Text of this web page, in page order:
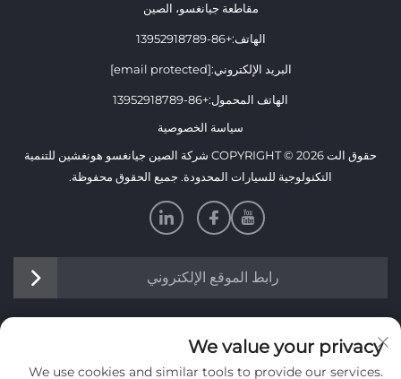
مقاطعة جيانغسو، الصين
الهاتف:+86-13952918789
البريد الإلكتروني:[email protected]
الهاتف المحمول:+86-13952918789
سياسة الخصوصية
حقوق الت COPYRIGHT © 2026 شركة الصين جيانغسو هونغشين للتنمية
التكنولوجية للسيارات المحدودة. جميع الحقوق محفوظة.
رابط الموقع الإلكتروني
معلومات
اشترك لتلقي نشرتنا الإخبارية الأسبوعية
We value your privacy
We use cookies and similar tools to provide our services.